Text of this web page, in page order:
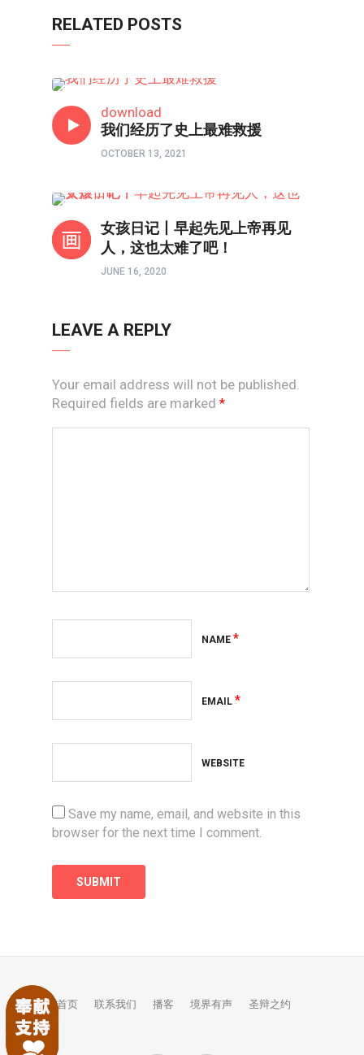
RELATED POSTS
download
我们经历了史上最难救援
OCTOBER 13, 2021
女孩日记丨早起先见上帝再见
人，这也太难了吧！
JUNE 16, 2020
LEAVE A REPLY
Your email address will not be published.
Required fields are marked *
NAME *
EMAIL *
WEBSITE
Save my name, email, and website in this
browser for the next time I comment.
首页 联系我们 播客 境界有声 圣辩之约